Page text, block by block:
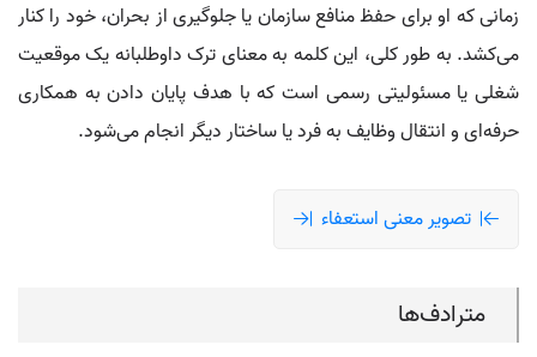
زمانی که او برای حفظ منافع سازمان یا جلوگیری از بحران، خود را کنار
می‌کشد. به طور کلی، این کلمه به معنای ترک داوطلبانه یک موقعیت
شغلی یا مسئولیتی رسمی است که با هدف پایان دادن به همکاری
حرفه‌ای و انتقال وظایف به فرد یا ساختار دیگر انجام می‌شود.
تصویر معنی استعفاء
مترادف‌ها